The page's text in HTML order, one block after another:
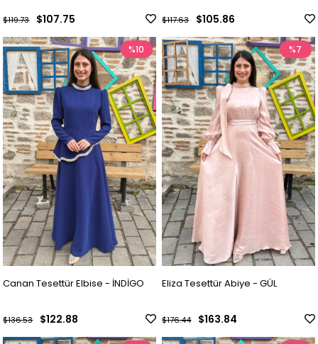
$107.75
$119.73 $105.86
$117.63
Canan Tesettür Elbise - İNDİGO
$122.88
$136.53
%10
Eliza Tesettür Abiye - GÜL
$163.84
$176.44
%7